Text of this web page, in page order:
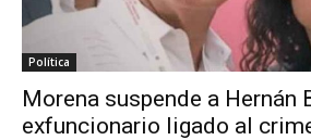
Política
Morena suspende a Hernán
exfuncionario ligado al